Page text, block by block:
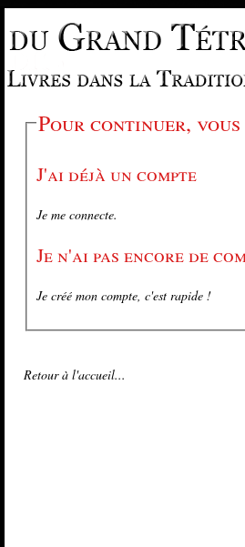
Pour continuer,
J'ai déjà un compte
Je me connecte.
Je n'ai pas encore de
Je créé mon compte, c'est rapide !
Retour à l'accueil...